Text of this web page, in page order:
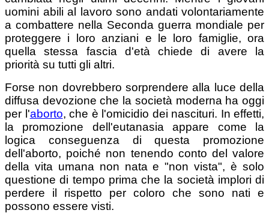
uomini abili al lavoro sono andati volontariamente
a combattere nella Seconda guerra mondiale per
proteggere i loro anziani e le loro famiglie, ora
quella stessa fascia d'età chiede di avere la
priorità su tutti gli altri.
Forse non dovrebbero sorprendere alla luce della
diffusa devozione che la società moderna ha oggi
per l'aborto, che è l'omicidio dei nascituri. In effetti,
la promozione dell'eutanasia appare come la
logica conseguenza di questa promozione
dell'aborto, poiché non tenendo conto del valore
della vita umana non nata e "non vista", è solo
questione di tempo prima che la società implori di
perdere il rispetto per coloro che sono nati e
possono essere visti.